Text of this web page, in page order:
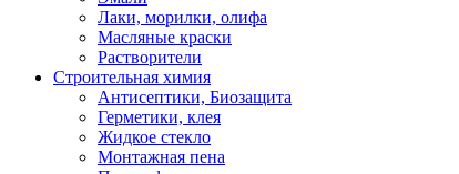
Лаки, морилки, олифа
Масляные краски
Растворители
Строительная химия
Антисептики, Биозащита
Герметики, клея
Жидкое стекло
Монтажная пена